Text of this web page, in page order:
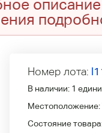
Номер лота:
В наличии: 1
Местоположение:
Состояние